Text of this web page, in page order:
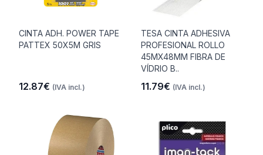
CINTA ADH. POWER TAPE
PATTEX 50X5M GRIS
12.87€ (IVA incl.)
TESA CINTA ADHESIVA
PROFESIONAL ROLLO
45MX48MM FIBRA DE
VÍDRIO B..
11.79€ (IVA incl.)